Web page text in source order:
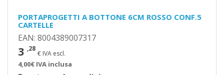
PORTAPROGETTI A BOTTONE 6CM ROSSO CONF.5
CARTELLE
EAN: 8004389007317
3 ,28
€ IVA escl.
4,00€ IVA inclusa